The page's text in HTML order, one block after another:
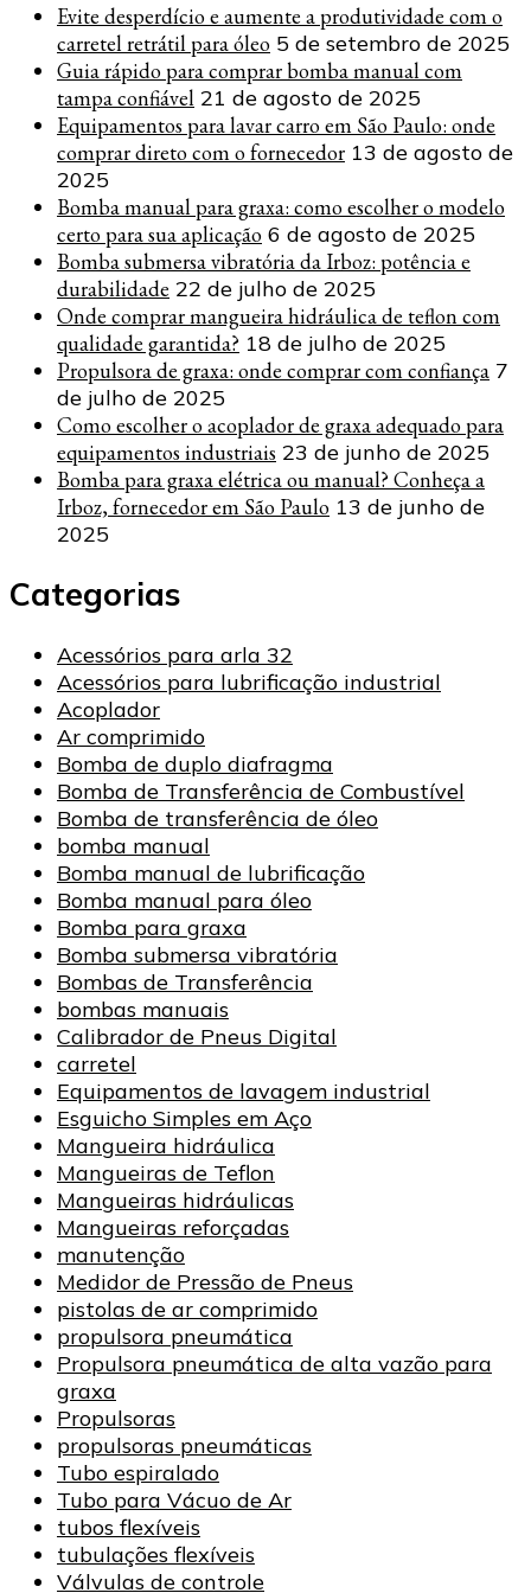
Evite desperdício e aumente a produtividade com o
carretel retrátil para óleo 5 de setembro de 2025
Guia rápido para comprar bomba manual com
tampa confiável 21 de agosto de 2025
Equipamentos para lavar carro em São Paulo: onde
comprar direto com o fornecedor 13 de agosto de
2025
Bomba manual para graxa: como escolher o modelo
certo para sua aplicação 6 de agosto de 2025
Bomba submersa vibratória da Irboz: potência e
durabilidade 22 de julho de 2025
Onde comprar mangueira hidráulica de teflon com
qualidade garantida? 18 de julho de 2025
Propulsora de graxa: onde comprar com confiança 7
de julho de 2025
Como escolher o acoplador de graxa adequado para
equipamentos industriais 23 de junho de 2025
Bomba para graxa elétrica ou manual? Conheça a
Irboz, fornecedor em São Paulo 13 de junho de
2025
Categorias
Acessórios para arla 32
Acessórios para lubrificação industrial
Acoplador
Ar comprimido
Bomba de duplo diafragma
Bomba de Transferência de Combustível
Bomba de transferência de óleo
bomba manual
Bomba manual de lubrificação
Bomba manual para óleo
Bomba para graxa
Bomba submersa vibratória
Bombas de Transferência
bombas manuais
Calibrador de Pneus Digital
carretel
Equipamentos de lavagem industrial
Esguicho Simples em Aço
Mangueira hidráulica
Mangueiras de Teflon
Mangueiras hidráulicas
Mangueiras reforçadas
manutenção
Medidor de Pressão de Pneus
pistolas de ar comprimido
propulsora pneumática
Propulsora pneumática de alta vazão para
graxa
Propulsoras
propulsoras pneumáticas
Tubo espiralado
Tubo para Vácuo de Ar
tubos flexíveis
tubulações flexíveis
Válvulas de controle